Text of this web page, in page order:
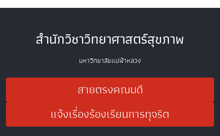
สำนักวิชาวิทยาศาสตร์สุขภาพ
มหาวิทยาลัยแม่ฟ้าหลวง
สายตรงคณบดี
แจ้งเรื่องร้องเรียนการทุจริต